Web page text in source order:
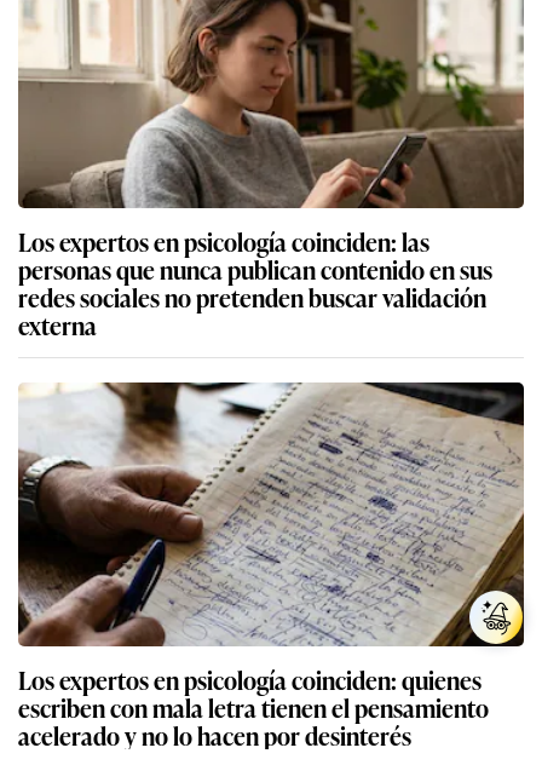
Los expertos en psicología coinciden: las
personas que nunca publican contenido en sus
redes sociales no pretenden buscar validación
externa
Los expertos en psicología coinciden: quienes
escriben con mala letra tienen el pensamiento
acelerado y no lo hacen por desinterés